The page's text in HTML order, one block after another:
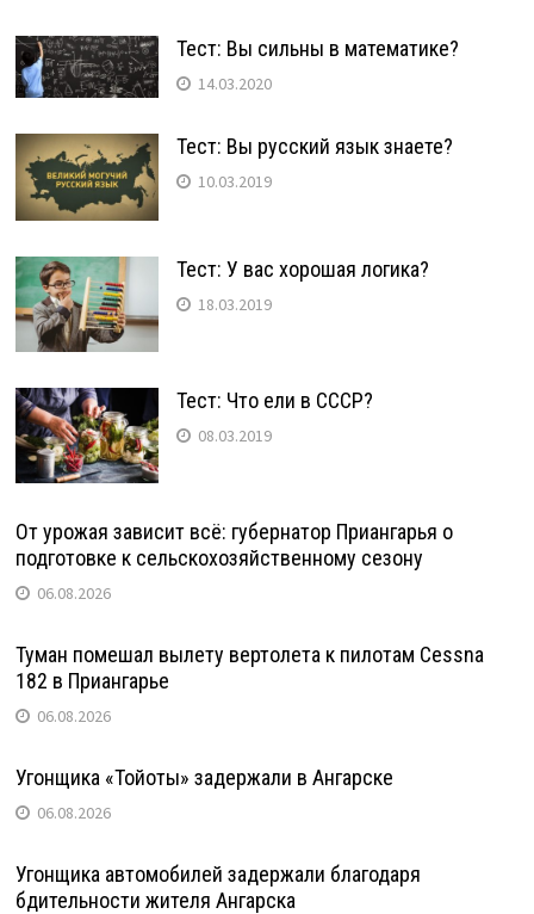
Тест: Вы сильны в математике?
14.03.2020
Тест: Вы русский язык знаете?
10.03.2019
Тест: У вас хорошая логика?
18.03.2019
Тест: Что ели в СССР?
08.03.2019
От урожая зависит всё: губернатор Приангарья о
подготовке к сельскохозяйственному сезону
06.08.2026
Туман помешал вылету вертолета к пилотам Cessna
182 в Приангарье
06.08.2026
Угонщика «Тойоты» задержали в Ангарске
06.08.2026
Угонщика автомобилей задержали благодаря
бдительности жителя Ангарска